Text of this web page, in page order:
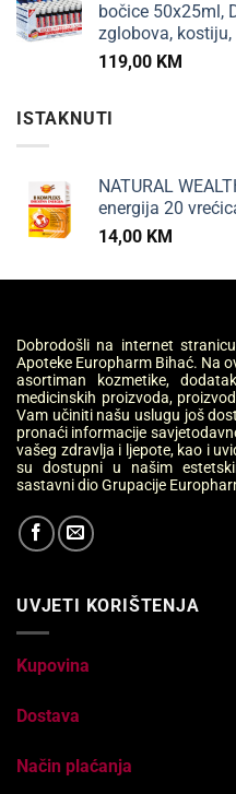
bočice 50x25ml,
zglobova,
119,00 KM
ISTAKNUTI
NATURAL
energija 20
14,00 KM
Dobrodošli na internet
Apoteke Europharm Bihać. Na
asortiman kozmetike,
medicinskih proizvoda,
Vam učiniti našu uslugu još
pronaći informacije
vašeg zdravlja i ljepote, kao i
su dostupni u našim
sastavni dio Grupacije
UVJETI KORIŠTENJA
Kupovina
Dostava
Način plaćanja